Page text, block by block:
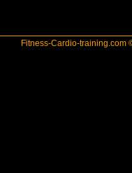
Fitness-Cardio-training.com